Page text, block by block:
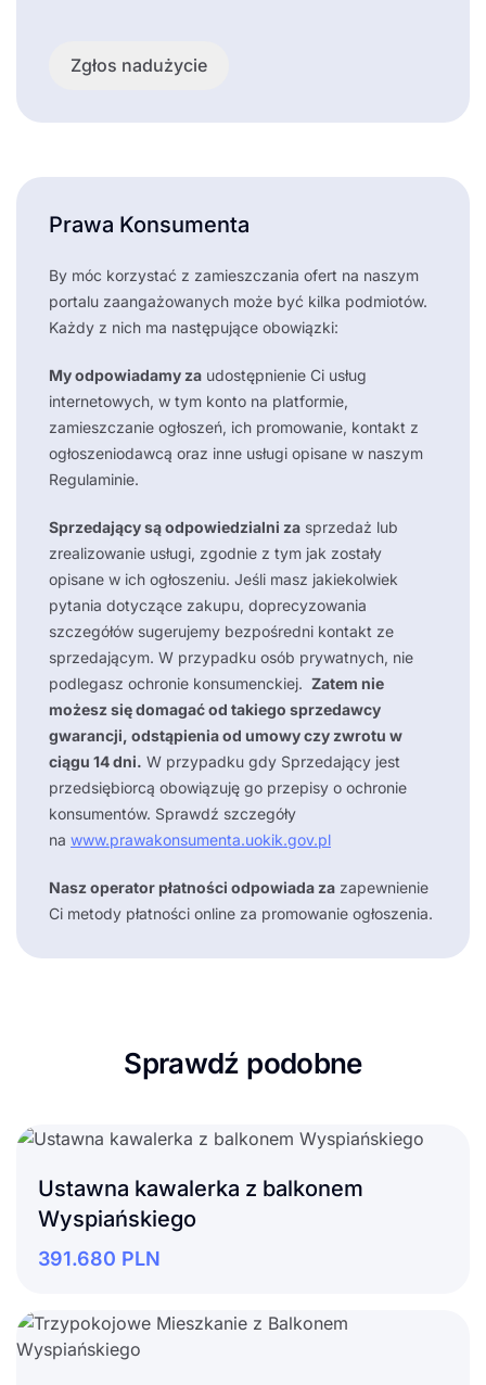
Zgłos nadużycie
Prawa Konsumenta
By móc korzystać z zamieszczania ofert na naszym
portalu zaangażowanych może być kilka podmiotów.
Każdy z nich ma następujące obowiązki:
My odpowiadamy za udostępnienie Ci usług
internetowych, w tym konto na platformie,
zamieszczanie ogłoszeń, ich promowanie, kontakt z
ogłoszeniodawcą oraz inne usługi opisane w naszym
Regulaminie.
Sprzedający są odpowiedzialni za sprzedaż lub
zrealizowanie usługi, zgodnie z tym jak zostały
opisane w ich ogłoszeniu. Jeśli masz jakiekolwiek
pytania dotyczące zakupu, doprecyzowania
szczegółów sugerujemy bezpośredni kontakt ze
sprzedającym. W przypadku osób prywatnych, nie
podlegasz ochronie konsumenckiej. Zatem nie
możesz się domagać od takiego sprzedawcy
gwarancji, odstąpienia od umowy czy zwrotu w
ciągu 14 dni. W przypadku gdy Sprzedający jest
przedsiębiorcą obowiązuję go przepisy o ochronie
konsumentów. Sprawdź szczegóły
na www.prawakonsumenta.uokik.gov.pl
Nasz operator płatności odpowiada za zapewnienie
Ci metody płatności online za promowanie ogłoszenia.
Sprawdź podobne
Ustawna kawalerka z balkonem
Wyspiańskiego
391.680 PLN